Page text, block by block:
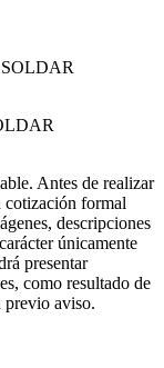
Antes de realizar
cotización formal
descripciones
únicamente
presentar
como resultado de
previo aviso.